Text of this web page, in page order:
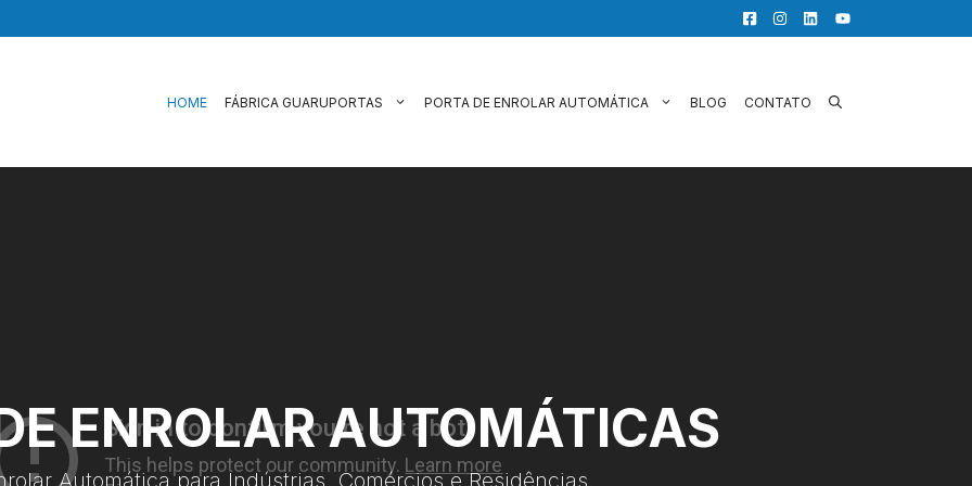
HOME FÁBRICA GUARUPORTAS PORTA DE ENROLAR AUTOMÁTICA BLOG CONTATO
ENROLAR AUTOMÁTICAS
Automática para Indústrias, Comércios e Residências.